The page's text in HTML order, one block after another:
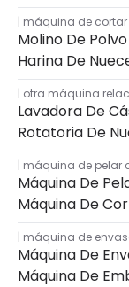
máquina de
Molino De
Harina De
otra máquina
Lavadora De
Rotatoria De
máquina de pelar
Máquina De
Máquina De
máquina de
Máquina De
Máquina De